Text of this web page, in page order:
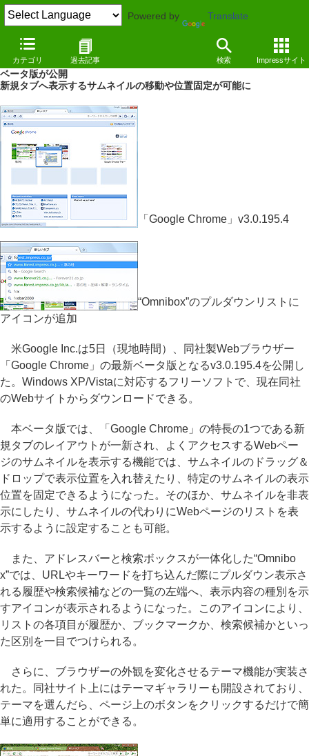
Powered by Translate
カテゴリ 過去記事 検索 Impressサイト
NEWS（09/08/06 11:20）
新規タブのカスタマイズやテーマに対応した「Google Chrome」最新
ベータ版が公開
新規タブへ表示するサムネイルの移動や位置固定が可能に
「Google Chrome」v3.0.195.4
“Omnibox”のプルダウンリストに
アイコンが追加
米Google Inc.は5日（現地時間）、同社製Webブラウザー
「Google Chrome」の最新ベータ版となるv3.0.195.4を公開し
た。Windows XP/Vistaに対応するフリーソフトで、現在同社
のWebサイトからダウンロードできる。
本ベータ版では、「Google Chrome」の特長の1つである新
規タブのレイアウトが一新され、よくアクセスするWebペー
ジのサムネイルを表示する機能では、サムネイルのドラッグ＆
ドロップで表示位置を入れ替えたり、特定のサムネイルの表示
位置を固定できるようになった。そのほか、サムネイルを非表
示にしたり、サムネイルの代わりにWebページのリストを表
示するように設定することも可能。
また、アドレスバーと検索ボックスが一体化した“Omnibo
x”では、URLやキーワードを打ち込んだ際にプルダウン表示さ
れる履歴や検索候補などの一覧の左端へ、表示内容の種別を示
すアイコンが表示されるようになった。このアイコンにより、
リストの各項目が履歴か、ブックマークか、検索候補かといっ
た区別を一目でつけられる。
さらに、ブラウザーの外観を変化させるテーマ機能が実装さ
れた。同社サイト上にはテーマギャラリーも開設されており、
テーマを選んだら、ページ上のボタンをクリックするだけで簡
単に適用することができる。